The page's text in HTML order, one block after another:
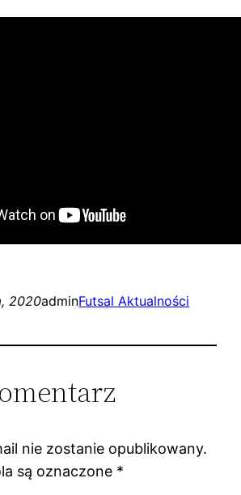
2020adminFutsal Aktualności
nie zostanie opublikowany.
są oznaczone *